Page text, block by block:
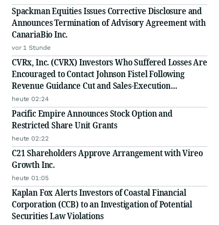
Spackman Equities Issues Corrective Disclosure and
Announces Termination of Advisory Agreement with
CanariaBio Inc.
vor 1 Stunde
CVRx, Inc. (CVRX) Investors Who Suffered Losses Are
Encouraged to Contact Johnson Fistel Following
Revenue Guidance Cut and Sales-Execution
Disclosures
heute 02:24
Pacific Empire Announces Stock Option and
Restricted Share Unit Grants
heute 02:22
C21 Shareholders Approve Arrangement with Vireo
Growth Inc.
heute 01:05
Kaplan Fox Alerts Investors of Coastal Financial
Corporation (CCB) to an Investigation of Potential
Securities Law Violations